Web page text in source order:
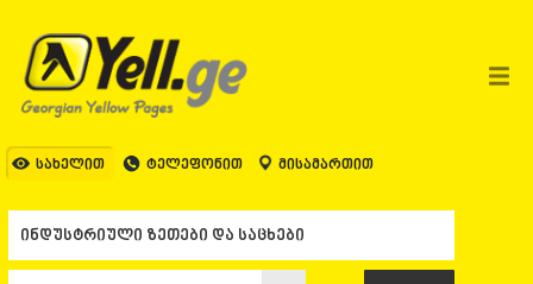
სახელით ტელეფონით მისამართით
ᲗᲑᲘᲚᲘᲡᲘ
ᲗᲑᲘᲚᲘᲡᲘ
ᲐᲤᲮᲐᲖᲔᲗᲘ
ᲒᲐᲚᲘ
ᲑᲐᲗᲣᲛᲘ
ᲥᲝᲑᲣᲚᲔᲗᲘ
ᲨᲣᲐᲮᲔᲕᲘ